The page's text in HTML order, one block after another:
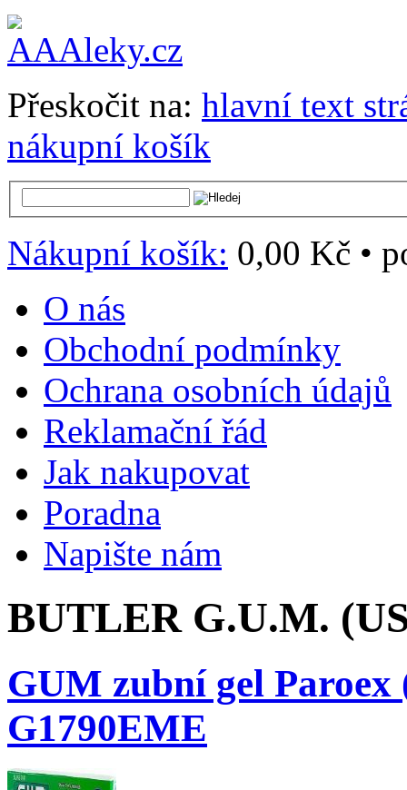
Přeskočit na: hlavní text
nákupní košík
Nákupní košík: 0,00 Kč •
O nás
Obchodní podmínky
Ochrana osobních údajů
Reklamační řád
Jak nakupovat
Poradna
Napište nám
BUTLER G.U.M.
GUM zubní gel
G1790EME